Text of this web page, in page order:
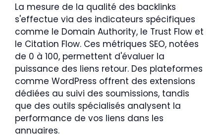
La mesure de la qualité des backlinks
s'effectue via des indicateurs spécifiques
comme le Domain Authority, le Trust Flow et
le Citation Flow. Ces métriques SEO, notées
de 0 à 100, permettent d'évaluer la
puissance des liens retour. Des plateformes
comme WordPress offrent des extensions
dédiées au suivi des soumissions, tandis
que des outils spécialisés analysent la
performance de vos liens dans les
annuaires.